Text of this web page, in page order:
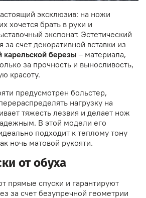
эксклюзив: на ножи
хочется брать в руки и
экспонат. Эстетический
за счет декоративной вставки из
карельской березы – материала,
за прочность и выносливость,
красоту.
предусмотрен больстер,
нагрузку на
тяжесть лезвия и делает нож
В этой модели его
подходит к теплому тону
ночь матовой рукояти.
от обуха
прямые спуски и гарантируют
за счет безупречной геометрии